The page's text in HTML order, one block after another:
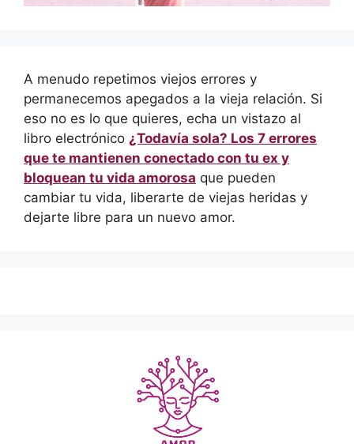
A menudo repetimos viejos errores y
permanecemos apegados a la vieja relación. Si
eso no es lo que quieres, echa un vistazo al
libro electrónico ¿Todavía sola? Los 7 errores
que te mantienen conectado con tu ex y
bloquean tu vida amorosa que pueden
cambiar tu vida, liberarte de viejas heridas y
dejarte libre para un nuevo amor.